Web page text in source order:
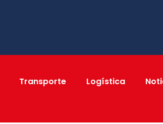
Transporte Logística